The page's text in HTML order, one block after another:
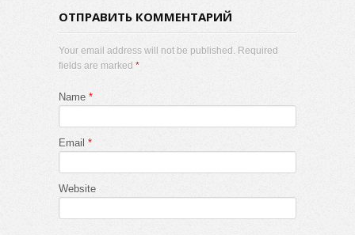
ОТПРАВИТЬ КОММЕНТАРИЙ
Your email address will not be published. Required
fields are marked *
Name *
Email *
Website